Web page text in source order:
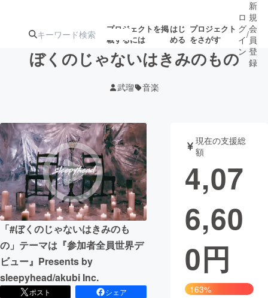
プロジェクトを掲
載するには
はじ
める
プロジェクト
をさがす
アート・写真
テクノロジー・ガジェット ゲーム・サ
映像・映画 書籍・雑誌
ビジネス・起業 チャレンジ
まちづくり・地域活性化
ロ
グ
イ
ン
/
新
規
会
員
登
録
ぼくのじゃないはきみのもの
武瑠 音楽
「#ぼくのじゃないはきみのも
の」テーマは『参加者全員世界デ
ビュー』Presents by
sleepyhead/akubi Inc.
ポスト
シェア
現在の支援総
額
4,07
6,60
0円
163%